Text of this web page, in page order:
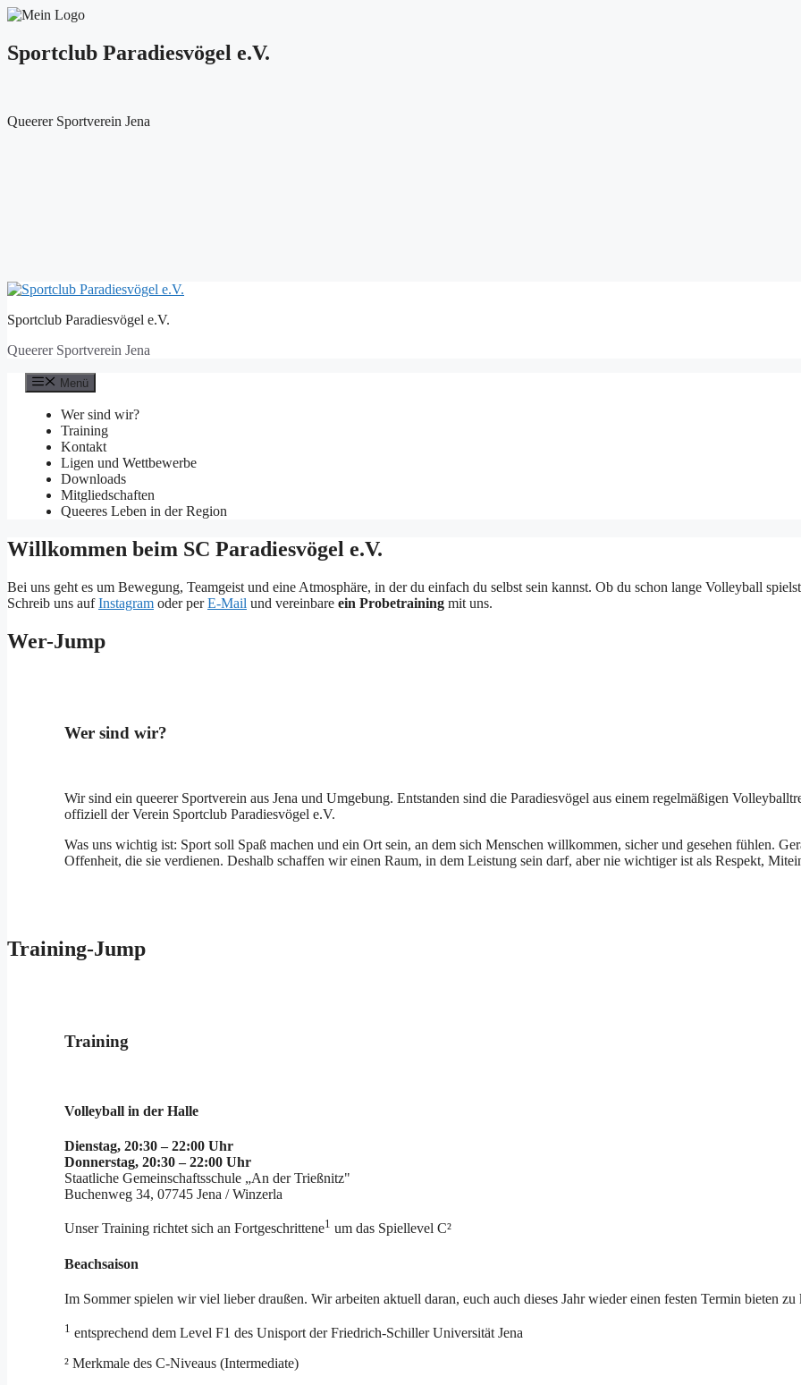
Sportclub Paradiesvögel e.V.
Queerer Sportverein Jena
Zum
springen
Sportclub Paradiesvögel e.V.
Queerer Sportverein Jena
Menü
Wer sind wir?
Training
Kontakt
Ligen und Wettbewerbe
Downloads
Mitgliedschaften
Queeres Leben in der Region
Willkommen beim SC Paradiesvögel e.V.
Bei uns geht es um Bewegung, Teamgeist und eine Atmosphäre, in der du einfach du selbst sein kannst. Ob du schon lange Volleyball
Schreib uns aufInstagram oder perE-Mail und vereinbare ein Probetraining mit uns.
Wer-Jump
Wer sind wir?
Wir sind ein queerer Sportverein aus Jena und Umgebung. Entstanden sind die Paradiesvögel aus einem regelmäßigen
offiziell der Verein Sportclub Paradiesvögel e.V.
Was uns wichtig ist: Sport soll Spaß machen und ein Ort sein, an dem sich Menschen willkommen, sicher und gesehen fühlen.
Offenheit, die sie verdienen. Deshalb schaffen wir einen Raum, in dem Leistung sein darf, aber nie wichtiger ist als Respekt,
Training-Jump
Training
Volleyball in der Halle
Dienstag, 20:30 – 22:00 Uhr
Donnerstag, 20:30 – 22:00 Uhr
Staatliche Gemeinschaftsschule „An der Trießnitz"
Buchenweg 34, 07745 Jena / Winzerla
Unser Training richtet sich an Fortgeschrittene1 um das Spiellevel C²
Beachsaison
Im Sommer spielen wir viel lieber draußen. Wir arbeiten aktuell daran, euch auch dieses Jahr wieder einen festen Termin bieten
1 entsprechend dem Level F1 des Unisport der Friedrich-Schiller Universität Jena
² Merkmale des C-Niveaus (Intermediate)